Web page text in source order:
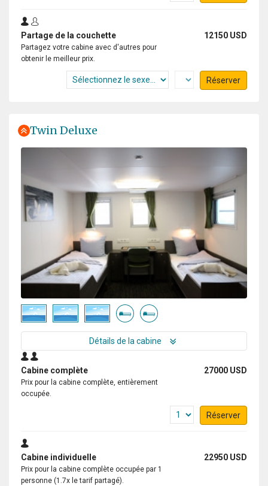
Partage de la couchette 12150 USD
Partagez votre cabine avec d'autres pour
obtenir le meilleur prix.
Réserver
Twin Deluxe
Détails de la cabine
Cabine complète 27000 USD
Prix pour la cabine complète, entièrement
occupée.
Réserver
Cabine individuelle 22950 USD
Prix pour la cabine complète occupée par 1
personne (1.7x le tarif partagé).